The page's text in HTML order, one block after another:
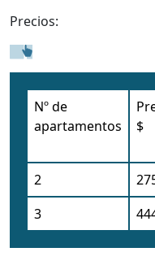
Precios:
Nº de
apartamentos
$
2
3